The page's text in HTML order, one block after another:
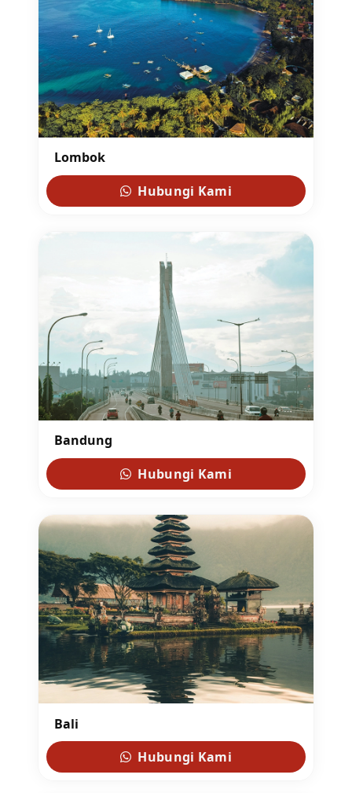
Lombok
Hubungi Kami
Bandung
Hubungi Kami
Bali
Hubungi Kami